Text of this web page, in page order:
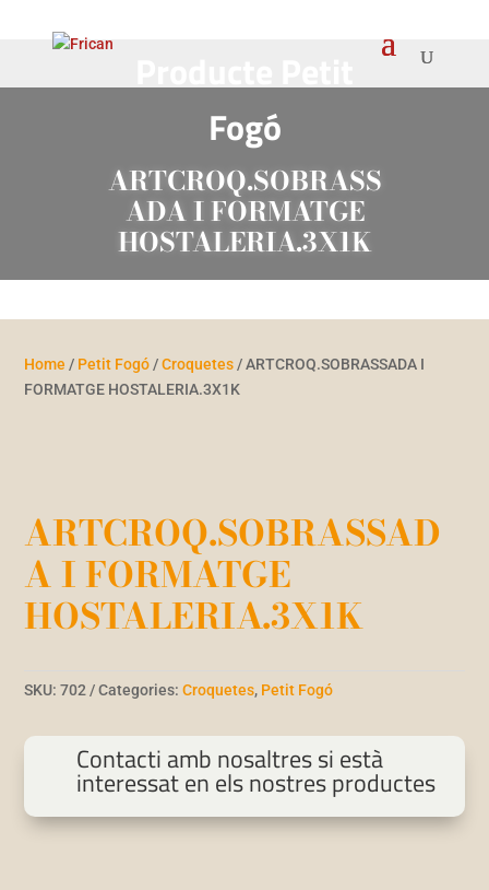
Fogó
ARTCROQ.SOBRASS
ADA I FORMATGE
HOSTALERIA.3X1K
Home / Petit Fogó /Croquetes / ARTCROQ.SOBRASSADA I
FORMATGE HOSTALERIA.3X1K
ARTCROQ.SOBRASSAD
A I FORMATGE
HOSTALERIA.3X1K
SKU:702 Categories:Croquetes, Petit Fogó
Contacti amb nosaltres si està
interessat en els nostres productes